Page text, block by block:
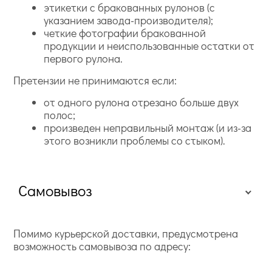
этикетки с бракованных рулонов (с
указанием завода-производителя);
четкие фотографии бракованной
продукции и неиспользованные остатки от
первого рулона.
Претензии не принимаются если:
от одного рулона отрезано больше двух
полос;
произведен неправильный монтаж (и из-за
этого возникли проблемы со стыком).
Самовывоз
Помимо курьерской доставки, предусмотрена
возможность самовывоза по адресу: